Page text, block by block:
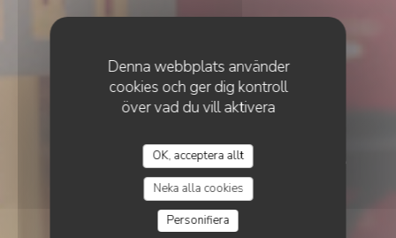
Denna webbplats använder
cookies och ger dig kontroll
över vad du vill aktivera
OK, acceptera allt
Neka alla cookies
Personifiera
Restaurant éphémère de
retour en 2026
RESTAURANT ÉPHÉMÈRE DE RETOUR EN 2026